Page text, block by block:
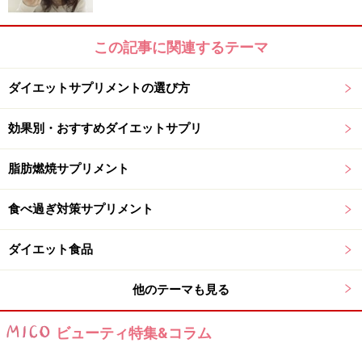
この記事に関連するテーマ
ダイエットサプリメントの選び方
効果別・おすすめダイエットサプリ
脂肪燃焼サプリメント
食べ過ぎ対策サプリメント
ダイエット食品
他のテーマも見る
ビューティ特集&コラム